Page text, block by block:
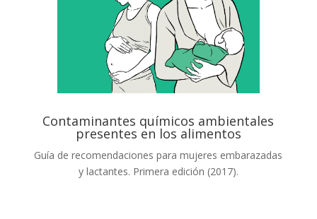
Contaminantes químicos ambientales
presentes en los alimentos
Guía de recomendaciones para mujeres embarazadas
y lactantes. Primera edición (2017).